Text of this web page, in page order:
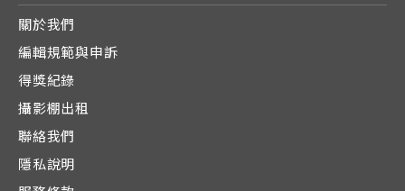
關於我們
編輯規範與申訴
得獎紀錄
攝影棚出租
聯絡我們
隱私說明